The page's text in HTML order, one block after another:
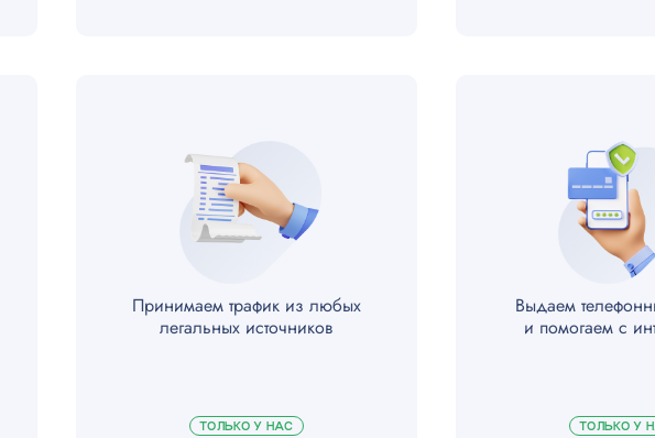
/ бра
Принимаем трафик из любых
легальных источников
ТОЛЬКО У НАС
Выдаем
и помогаем с
ТОЛЬКО У